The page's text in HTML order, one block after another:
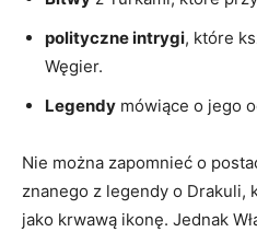
polityczne intrygi, które
Węgier.
Legendy mówiące o jego
Nie można zapomnieć o
znanego z legendy o Drakuli,
jako krwawą ikonę. Jednak